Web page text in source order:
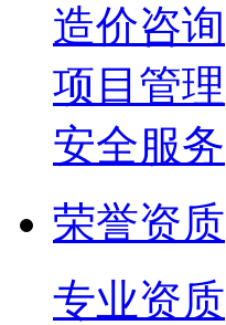
造价咨询
项目管理
安全服务
荣誉资质
专业资质